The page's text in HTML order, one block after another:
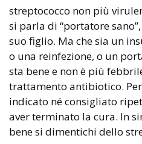
streptococco non più
si parla di “portatore
suo figlio. Ma che sia un
o una reinfezione, o un
sta bene e non è più
trattamento antibiotico.
indicato né consigliato
aver terminato la cura. In
bene si dimentichi dello